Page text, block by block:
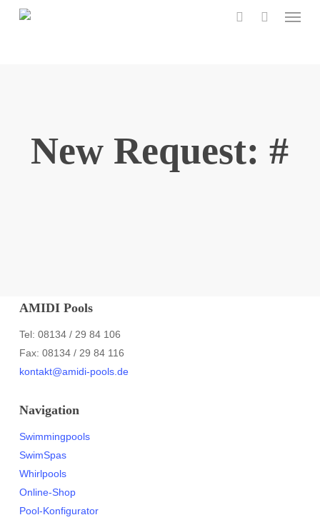
Menu
New Request: #
AMIDI Pools
Tel: 08134 / 29 84 106
Fax: 08134 / 29 84 116
kontakt@amidi-pools.de
Navigation
Swimmingpools
SwimSpas
Whirlpools
Online-Shop
Pool-Konfigurator